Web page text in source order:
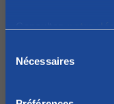
Nécessaireséquivalant à